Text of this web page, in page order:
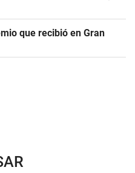
que recibió en Gran